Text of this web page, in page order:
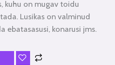
kuhu on mugav toidu
Lusikas on valminud
ebatasasusi, konarusi jms.